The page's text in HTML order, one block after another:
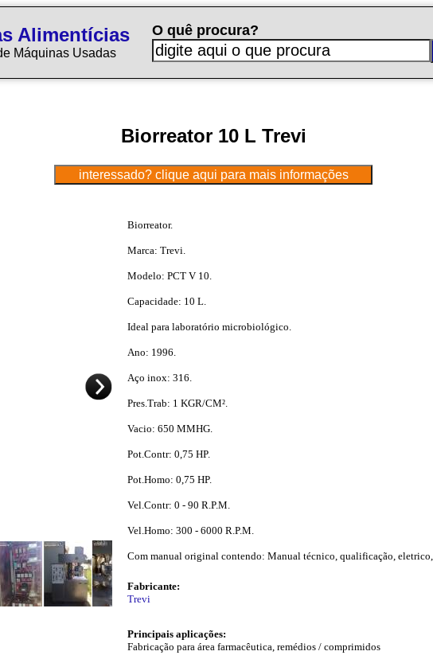
Alimentícias
Máquinas Usadas
O quê procura?
Biorreator 10 L Trevi
Biorreator.
Marca: Trevi.
Modelo: PCT V 10.
Capacidade: 10 L.
Ideal para laboratório microbiológico.
Ano: 1996.
Aço inox: 316.
Pres.Trab: 1 KGR/CM².
Vacio: 650 MMHG.
Pot.Contr: 0,75 HP.
Pot.Homo: 0,75 HP.
Vel.Contr: 0 - 90 R.P.M.
Vel.Homo: 300 - 6000 R.P.M.
Com manual original contendo: Manual técnico, qualificação,
Fabricante:
Trevi
Principais aplicações:
Fabricação para área farmacêutica, remédios / comprimidos